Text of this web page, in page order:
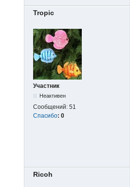
Tropic
Участник
Неактивен
Сообщений: 51
Спасибо: 0
Ricoh